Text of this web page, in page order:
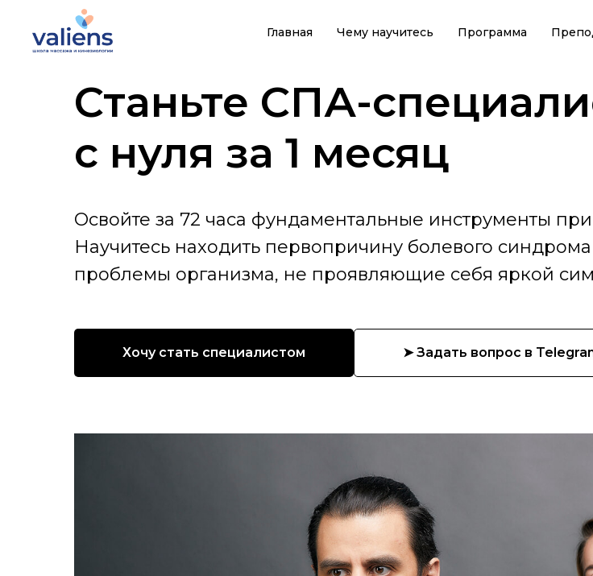
Главная Чему научитесь Программа
Станьте СПА-
с нуля за 1 месяц
Освойте за 72 часа фундаментальные инструменты
Научитесь находить первопричину болевого
проблемы организма, не проявляющие себя яркой
Хочу стать специалистом ➤ Задать вопрос в